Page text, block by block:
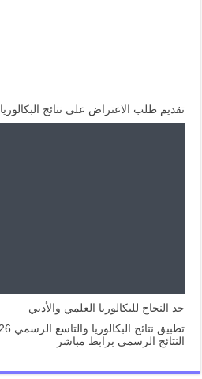
تقديم طلب الاعتراض على نتائج البكالوريا 2026
حد النجاح للبكالوريا العلمي والأدبي
النتائج الرسمي برابط مباشر